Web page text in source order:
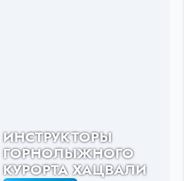
ИНСТРУКТОРЫ
ГОРНОЛЫЖНОГО
КУРОРТА ХАЦВАЛИ